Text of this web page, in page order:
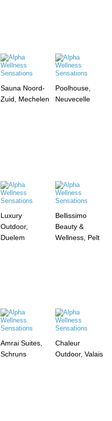
Sauna Noord-
Zuid, Mechelen
Poolhouse,
Neuvecelle
Luxury
Outdoor,
Duelem
Bellissimo
Beauty &
Wellness, Pelt
Amrai Suites,
Schruns
Chaleur
Outdoor, Valais